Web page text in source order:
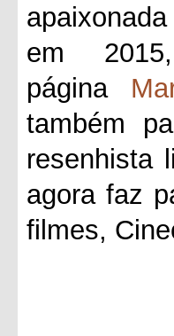
em
página
também
resenhista
agora faz
filmes,